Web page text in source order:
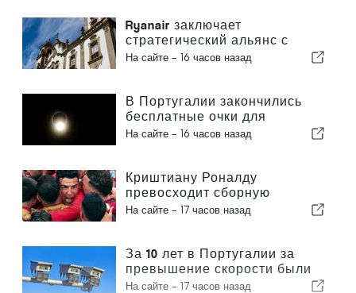
Ryanair заключает
стратегический альянс с
Институтом Пиаже в Визеу с
Португалии
На сайте - 16 часов назад
В Португалии закончились
бесплатные очки для
наблюдения за полным
На сайте - 16 часов назад
Криштиану Роналду
превосходит сборную
Португалии по коммерческой
На сайте - 17 часов назад
За 10 лет в Португалии за
превышение скорости были
оштрафованы 3,6 миллиона
На сайте - 17 часов назад